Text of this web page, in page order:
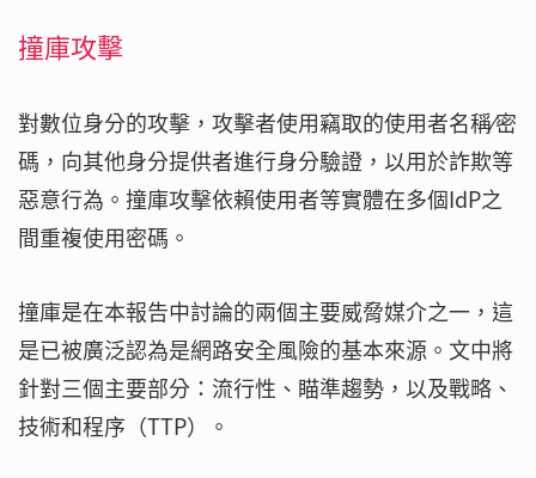
撞庫攻擊
對數位身分的攻擊，攻擊者使用竊取的使用者名稱∕密
碼，向其他身分提供者進行身分驗證，以用於詐欺等
惡意行為。撞庫攻擊依賴使用者等實體在多個IdP之
間重複使用密碼。
撞庫是在本報告中討論的兩個主要威脅媒介之一，這
是已被廣泛認為是網路安全風險的基本來源。文中將
針對三個主要部分：流行性、瞄準趨勢，以及戰略、
技術和程序（TTP）。